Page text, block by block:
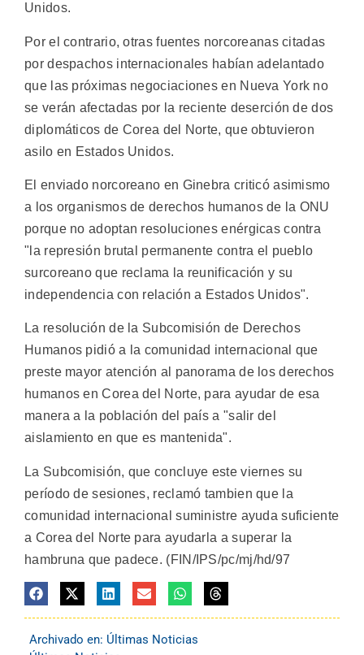
Unidos.
Por el contrario, otras fuentes norcoreanas citadas
por despachos internacionales habían adelantado
que las próximas negociaciones en Nueva York no
se verán afectadas por la reciente deserción de dos
diplomáticos de Corea del Norte, que obtuvieron
asilo en Estados Unidos.
El enviado norcoreano en Ginebra criticó asimismo
a los organismos de derechos humanos de la ONU
porque no adoptan resoluciones enérgicas contra
"la represión brutal permanente contra el pueblo
surcoreano que reclama la reunificación y su
independencia con relación a Estados Unidos".
La resolución de la Subcomisión de Derechos
Humanos pidió a la comunidad internacional que
preste mayor atención al panorama de los derechos
humanos en Corea del Norte, para ayudar de esa
manera a la población del país a "salir del
aislamiento en que es mantenida".
La Subcomisión, que concluye este viernes su
período de sesiones, reclamó tambien que la
comunidad internacional suministre ayuda suficiente
a Corea del Norte para ayudarla a superar la
hambruna que padece. (FIN/IPS/pc/mj/hd/97
Archivado en: Últimas Noticias